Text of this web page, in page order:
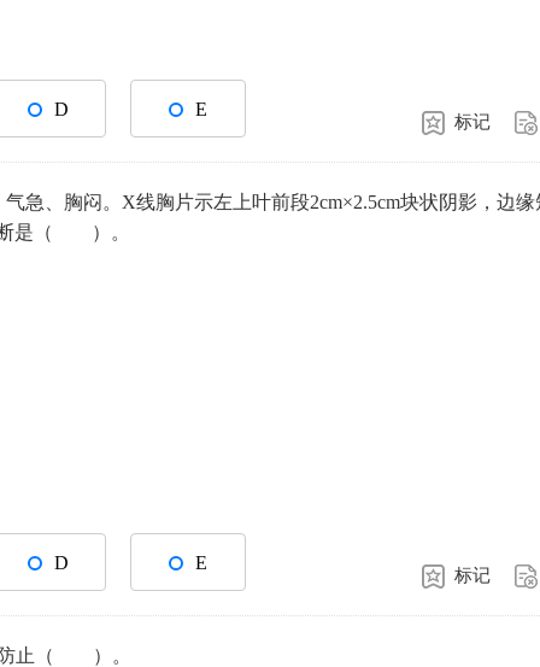
D E
标记
急、胸闷。X线胸片示左上叶前段2cm×2.5cm块状阴影，边缘
断是（ ）。
D E
标记
防止（ ）。